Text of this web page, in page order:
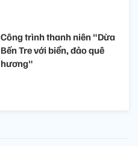
Công trình thanh niên "Dừa
Bến Tre với biển, đảo quê
hương"